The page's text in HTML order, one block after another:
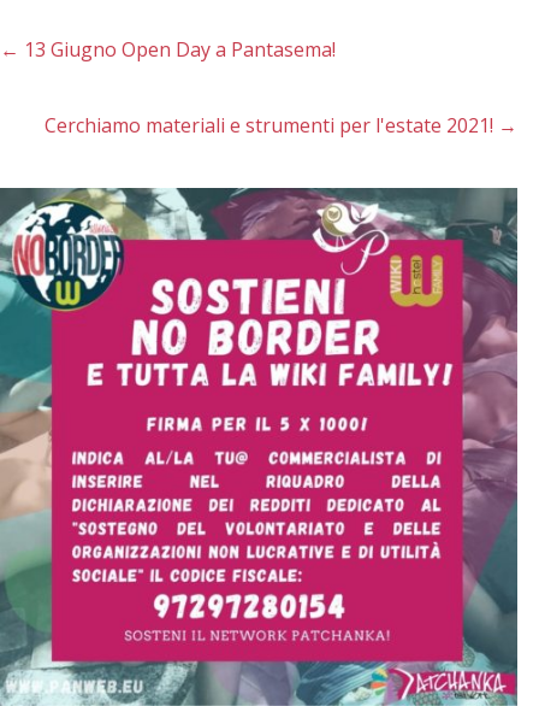
← 13 Giugno Open Day a Pantasema!
Cerchiamo materiali e strumenti per l'estate 2021! →